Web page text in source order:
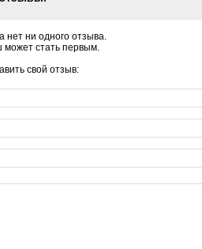
нет ни одного отзыва.
может стать первым.
свой отзыв: